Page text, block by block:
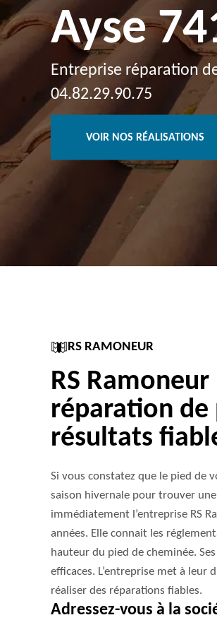
Ayse
Entreprise réparation
04.82.29.90.75
VOIR NOS RÉALISATIONS
RS RAMONEUR
RS
réparation de
résultats
Si vous constatez que le pied de
saison hivernale pour trouver
immédiatement l’entreprise RS
années. Elle connait les
hauteur du pied de cheminée.
efficaces. L’entreprise met à leur
réaliser des réparations fiables.
Adressez-vous à la